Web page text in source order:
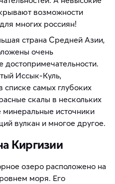
возможности
многих россиян!
страна Средней Азии,
очень
Иссык-Куль,
самых глубоких
скалы в нескольких
минеральные источники
вулкан и многое другое.
Киргизии
озеро расположено на
моря. Его